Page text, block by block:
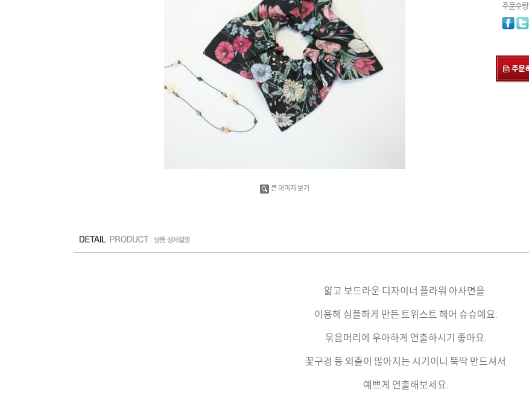
큰 이미지 보기
주문수량
얇고 보드라운 디자이너 플라워 아사면을
이용해 심플하게 만든 트위스트 헤어 슈슈예요.
묶음머리에 우아하게 연출하시기 좋아요.
꽃구경 등 외출이 많아지는 시기이니 뚝딱 만드셔서
예쁘게 연출해보세요.